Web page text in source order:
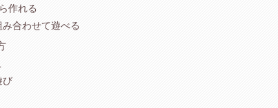
作れる
合わせて遊べる
び